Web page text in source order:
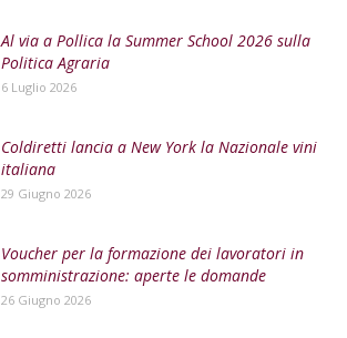
Al via a Pollica la Summer School 2026 sulla
Politica Agraria
6 Luglio 2026
Coldiretti lancia a New York la Nazionale vini
italiana
29 Giugno 2026
Voucher per la formazione dei lavoratori in
somministrazione: aperte le domande
26 Giugno 2026